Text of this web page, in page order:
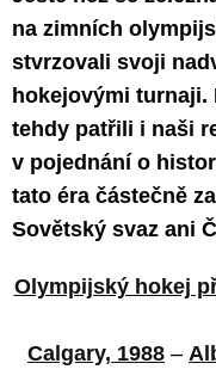
na zimních
stvrzovali svoji
hokejovými
tehdy patřili i naši
v pojednání o
tato éra částečně
Sovětský svaz ani
Olympijský hokej
Calgary, 1988 –